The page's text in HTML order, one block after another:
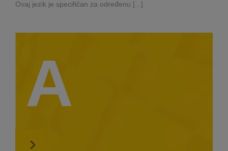
Ovaj jezik je specifičan za određenu [...]
A